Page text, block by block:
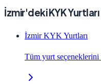
İzmir'deki KYK Yurtları
İzmir KYK Yurtları
Tüm yurt seçeneklerini